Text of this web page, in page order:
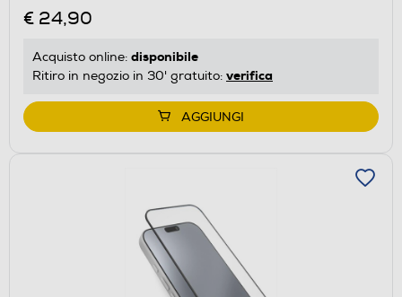
€ 24,90
Acquisto online: disponibile
Ritiro in negozio in 30' gratuito: verifica
AGGIUNGI